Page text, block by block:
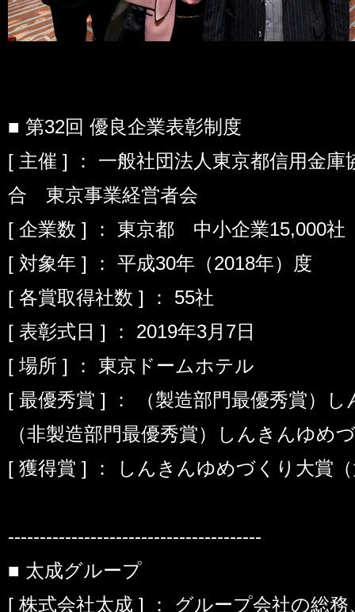
■ 第32回 優良企業表彰制度
[ 主催 ] ： 一般社団法人東京都信用金
合 東京事業経営者会
[ 企業数 ] ： 東京都 中小企業15,000社
[ 対象年 ] ： 平成30年（2018年）度
[ 各賞取得社数 ] ： 55社
[ 表彰式日 ] ： 2019年3月7日
[ 場所 ] ： 東京ドームホテル
[ 最優秀賞 ] ： （製造部門最優秀賞）
（非製造部門最優秀賞）しんきんゆめ
[ 獲得賞 ] ： しんきんゆめづくり大賞
----------------------------------------
■ 太成グループ
[ 株式会社太成 ] ： グループ会社の総